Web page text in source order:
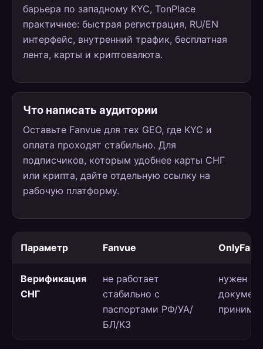
барьера по западному KYC, TonPlace
практичнее: быстрая регистрация, RU/EN
интерфейс, внутренний трафик, бесплатная
лента, карты и криптовалюта.
Что написать аудитории
Оставьте Fanvue для тех GEO, где KYC и
оплата проходят стабильно. Для
подписчиков, которым удобнее карты СНГ
или крипта, дайте отдельную ссылку на
рабочую платформу.
Параметр Fanvue OnlyFans
Верификация
СНГ
не работает
стабильно с
паспортами РФ/УА/
БЛ/КЗ
нужен